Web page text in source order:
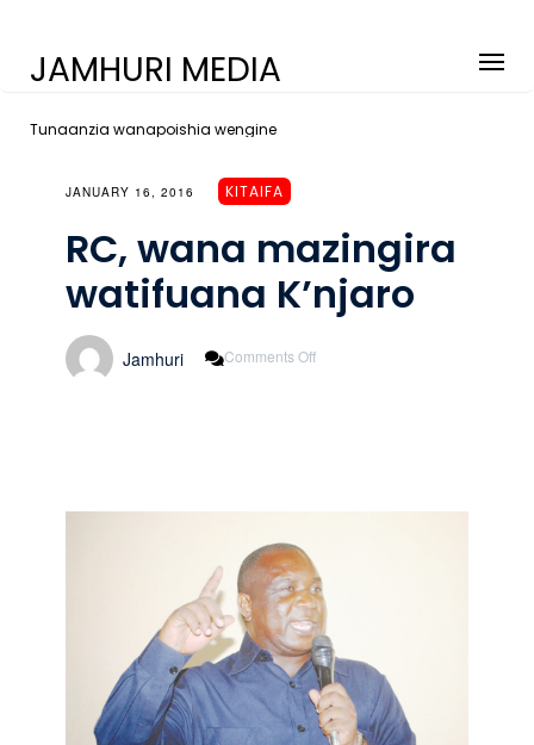
JAMHURI MEDIA
Tunaanzia wanapoishia wengine
JANUARY 16, 2016 KITAIFA
RC, wana mazingira
watifuana K’njaro
Jamhuri Comments Off